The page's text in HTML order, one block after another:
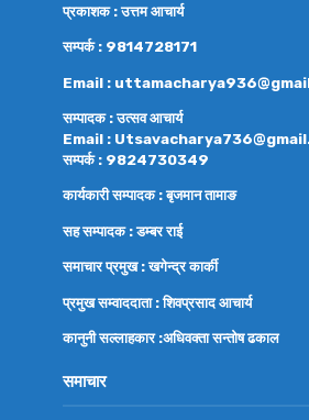
प्रकाशक : उत्तम आचार्य
सम्पर्क : 9814728171
Email :
सम्पादक : उत्सव आचार्य
Email :
सम्पर्क : 9824730349
कार्यकारी सम्पादक : बृजमान तामाङ
सह सम्पादक : डम्बर राई
समाचार प्रमुख : खगेन्द्र कार्की
प्रमुख सम्वाददाता : शिवप्रसाद आचार्य
कानुनी सल्लाहकार :अधिवक्तासन्तोष ढकाल
समाचार